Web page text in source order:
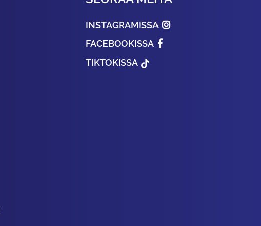
INSTAGRAMISSA
FACEBOOKISSA
TIKTOKISSA